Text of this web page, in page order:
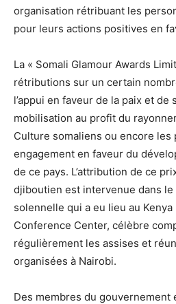
organisation rétribuant les
pour leurs actions positives en
La « Somali Glamour Awards
rétributions sur un certain
l’appui en faveur de la paix et de
mobilisation au profit du
Culture somaliens ou encore les
engagement en faveur du
de ce pays. L’attribution de ce
djiboutien est intervenue dans le
solennelle qui a eu lieu au
Conference Center, célèbre
régulièrement les assises et
organisées à Nairobi.
Des membres du gouvernement